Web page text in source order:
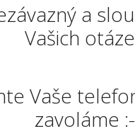
a
Vašich
Vaše
zavoláme